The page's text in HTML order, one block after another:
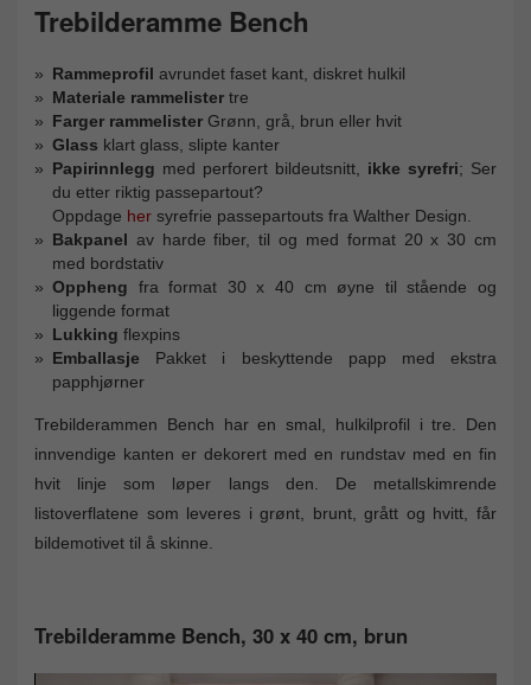
Trebilderamme Bench
Rammeprofil avrundet faset kant, diskret hulkil
Materiale rammelister tre
Farger rammelister Grønn, grå, brun eller hvit
Glass klart glass, slipte kanter
Papirinnlegg med perforert bildeutsnitt, ikke syrefri; Ser
du etter riktig passepartout?
Oppdage her syrefrie passepartouts fra Walther Design.
Bakpanel av harde fiber, til og med format 20 x 30 cm
med bordstativ
Oppheng fra format 30 x 40 cm øyne til stående og
liggende format
Lukking flexpins
Emballasje Pakket i beskyttende papp med ekstra
papphjørner
Trebilderammen Bench har en smal, hulkilprofil i tre. Den
innvendige kanten er dekorert med en rundstav med en fin
hvit linje som løper langs den. De metallskimrende
listoverflatene som leveres i grønt, brunt, grått og hvitt, får
bildemotivet til å skinne.
Trebilderamme Bench, 30 x 40 cm, brun